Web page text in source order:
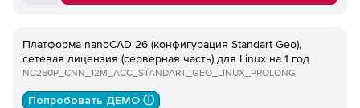
Платформа nanoCAD 26 (конфигурация Standart Geo),
сетевая лицензия (серверная часть) для Linux на 1 год
NC260P_CNN_12M_ACC_STANDART_GEO_LINUX_PROLONG
Попробовать ДЕМО ⓘ